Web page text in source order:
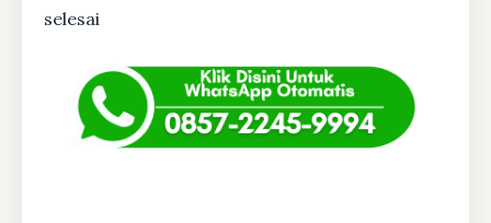
selesai